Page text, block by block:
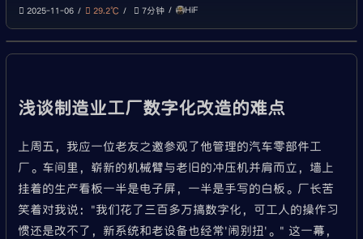
2025-11-06 29.2℃ 7分钟 HiF
浅谈制造业工厂数字化改造的难点
上周五，我应一位老友之邀参观了他管理的汽车零部件工
厂。车间里，崭新的机械臂与老旧的冲压机并肩而立，墙上
挂着的生产看板一半是电子屏，一半是手写的白板。厂长苦
笑着对我说："我们花了三百多万搞数字化，可工人的操作习
惯还是改不了，新系统和老设备也经常'闹别扭'。" 这一幕，